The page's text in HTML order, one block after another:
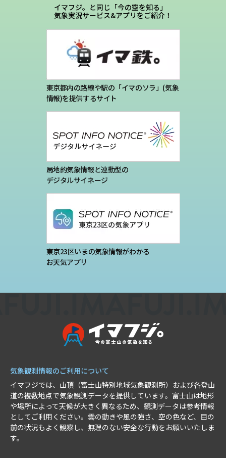
イマフジ。と同じ「今の空を知る」
気象実況サービス&アプリをご紹介！
東京都内の路線や駅の「イマのソラ」(気象
情報)を提供するサイト
局地的気象情報と連動型の
デジタルサイネージ
東京23区いまの気象情報がわかる
お天気アプリ
気象観測情報のご利用について
イマフジでは、山頂（富士山特別地域気象観測所）および各登山
道の複数地点で気象観測データを提供しています。富士山は地形
や場所によって天候が大きく異なるため、観測データは参考情報
としてご利用ください。雲の動きや風の強さ、空の色など、目の
前の状況もよく観察し、無理のない安全な行動をお願いいたしま
す。